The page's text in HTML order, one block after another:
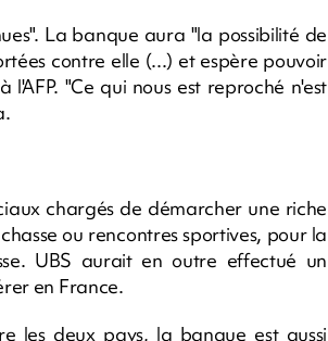
La banque aura "la possibilité de
contre elle (...) et espère pouvoir
"Ce qui nous est reproché n'est
chargés de démarcher une riche
ou rencontres sportives, pour la
UBS aurait en outre effectué un
en France.
les deux pays, la banque est aussi